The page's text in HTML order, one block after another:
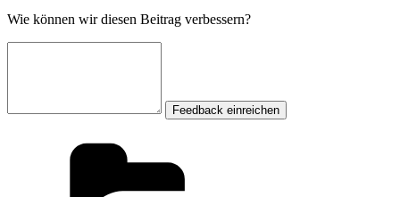
Wie können wir diesen Beitrag verbessern?
Feedback einreichen